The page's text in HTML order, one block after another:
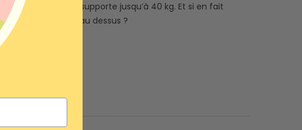
elle en supporte jusqu’à 40 kg. Et si en fait
mettiez une télé au dessus ?